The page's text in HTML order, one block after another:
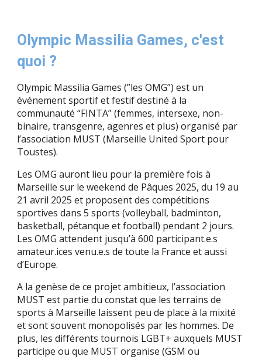
Olympic Massilia Games, c'est
quoi ?
Olympic Massilia Games (”les OMG”) est un
événement sportif et festif destiné à la
communauté “FINTA” (femmes, intersexe, non-
binaire, transgenre, agenres et plus) organisé par
l’association MUST (Marseille United Sport pour
Toustes).
Les OMG auront lieu pour la première fois à
Marseille sur le weekend de Pâques 2025, du 19 au
21 avril 2025 et proposent des compétitions
sportives dans 5 sports (volleyball, badminton,
basketball, pétanque et football) pendant 2 jours.
Les OMG attendent jusqu’à 600 participant.e.s
amateur.ices venu.e.s de toute la France et aussi
d’Europe.
A la genèse de ce projet ambitieux, l’association
MUST est partie du constat que les terrains de
sports à Marseille laissent peu de place à la mixité
et sont souvent monopolisés par les hommes. De
plus, les différents tournois LGBT+ auxquels MUST
participe ou que MUST organise (GSM ou